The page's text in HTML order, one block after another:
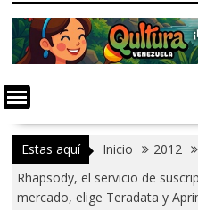
Estas aquí Inicio 2012
Rhapsody, el servicio de
mercado, elige Teradata y